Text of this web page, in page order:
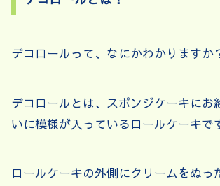
デコロールって、なにかわかりますか
デコロールとは、スポンジケーキにお
いに模様が入っているロールケーキで
ロールケーキの外側にクリームをぬっ